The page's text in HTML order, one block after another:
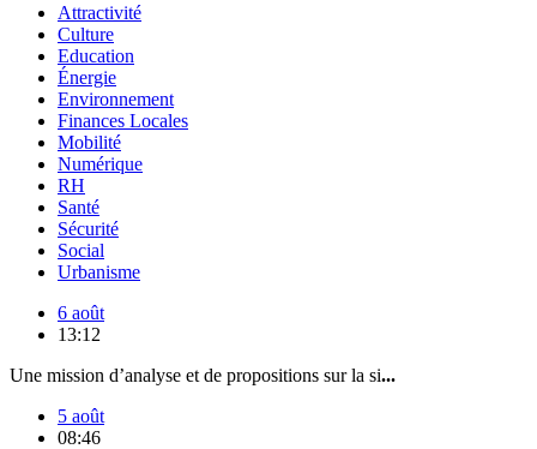
Attractivité
Culture
Education
Énergie
Environnement
Finances Locales
Mobilité
Numérique
RH
Santé
Sécurité
Social
Urbanisme
6 août
13:12
Une mission d’analyse et de propositions sur la si...
5 août
08:46